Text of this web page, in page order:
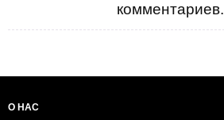
комментариев.
О НАС